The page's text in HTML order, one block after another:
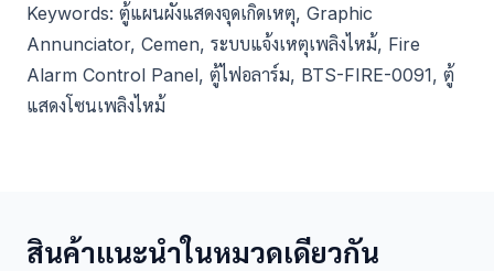
Keywords: ตู้แผนผังแสดงจุดเกิดเหตุ, Graphic
Annunciator, Cemen, ระบบแจ้งเหตุเพลิงไหม้, Fire
Alarm Control Panel, ตู้ไฟอลาร์ม, BTS-FIRE-0091, ตู้
แสดงโซนเพลิงไหม้
สินค้าแนะนำในหมวดเดียวกัน